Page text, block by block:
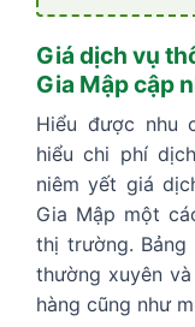
Giá dịch vụ
Gia Mập cập
Hiểu được nhu
hiểu chi phí
niêm yết giá
Gia Mập một
thị trường.
thường xuyên
hàng cũng như